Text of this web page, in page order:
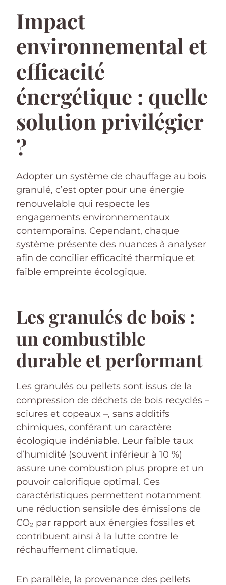
Impact
environnemental et
efficacité
énergétique : quelle
solution privilégier
?
Adopter un système de chauffage au bois
granulé, c’est opter pour une énergie
renouvelable qui respecte les
engagements environnementaux
contemporains. Cependant, chaque
système présente des nuances à analyser
afin de concilier efficacité thermique et
faible empreinte écologique.
Les granulés de bois :
un combustible
durable et performant
Les granulés ou pellets sont issus de la
compression de déchets de bois recyclés –
sciures et copeaux –, sans additifs
chimiques, conférant un caractère
écologique indéniable. Leur faible taux
d’humidité (souvent inférieur à 10 %)
assure une combustion plus propre et un
pouvoir calorifique optimal. Ces
caractéristiques permettent notamment
une réduction sensible des émissions de
CO₂ par rapport aux énergies fossiles et
contribuent ainsi à la lutte contre le
réchauffement climatique.
En parallèle, la provenance des pellets